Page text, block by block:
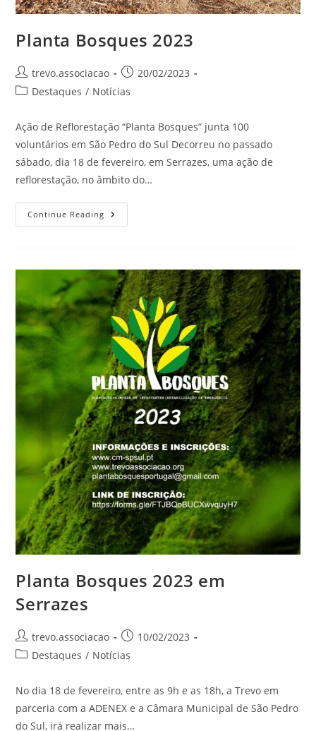
Planta Bosques 2023
trevo.associacao
20/02/2023
Destaques / Notícias
Ação de Reflorestação “Planta Bosques” junta 100
voluntários em São Pedro do Sul Decorreu no passado
sábado, dia 18 de fevereiro, em Serrazes, uma ação de
reflorestação, no âmbito do…
Continue Reading
Planta Bosques 2023 em
Serrazes
trevo.associacao
10/02/2023
Destaques / Notícias
No dia 18 de fevereiro, entre as 9h e as 18h, a Trevo em
parceria com a ADENEX e a Câmara Municipal de São Pedro
do Sul, irá realizar mais…